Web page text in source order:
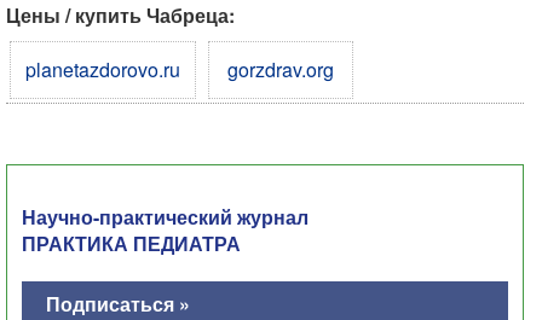
Цены / купить Чабреца:
planetazdorovo.ru
gorzdrav.org
Научно-практический журнал
ПРАКТИКА ПЕДИАТРА
Подписаться »